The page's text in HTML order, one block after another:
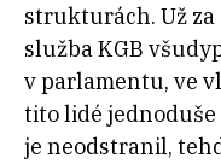
strukturách. Už
služba KGB
v parlamentu, ve
tito lidé
je neodstranil,